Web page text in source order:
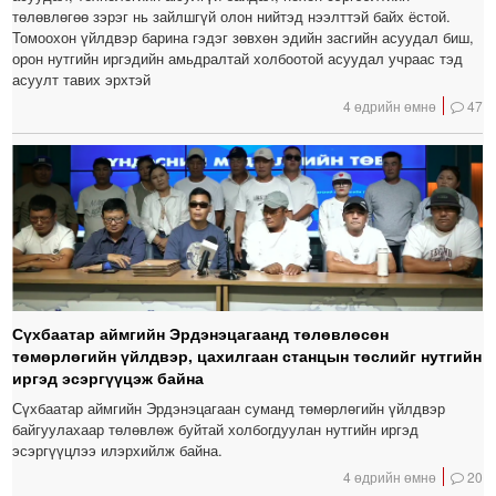
төлөвлөгөө зэрэг нь зайлшгүй олон нийтэд нээлттэй байх ёстой.
Томоохон үйлдвэр барина гэдэг зөвхөн эдийн засгийн асуудал биш,
орон нутгийн иргэдийн амьдралтай холбоотой асуудал учраас тэд
асуулт тавих эрхтэй
4 өдрийн өмнө 47
Сүхбаатар аймгийн Эрдэнэцагаанд төлөвлөсөн
төмөрлөгийн үйлдвэр, цахилгаан станцын төслийг нутгийн
иргэд эсэргүүцэж байна
Сүхбаатар аймгийн Эрдэнэцагаан суманд төмөрлөгийн үйлдвэр
байгуулахаар төлөвлөж буйтай холбогдуулан нутгийн иргэд
эсэргүүцлээ илэрхийлж байна.
4 өдрийн өмнө 20